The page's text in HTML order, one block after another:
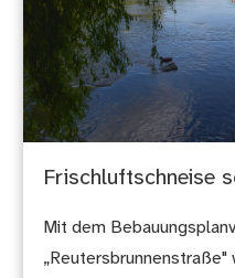
Frischluftschneise
Mit dem